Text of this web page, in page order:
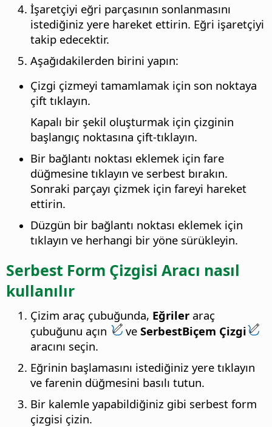
İşaretçiyi eğri parçasının sonlanmasını
istediğiniz yere hareket ettirin. Eğri işaretçiyi
takip edecektir.
Aşağıdakilerden birini yapın:
Çizgi çizmeyi tamamlamak için son noktaya
çift tıklayın.
Kapalı bir şekil oluşturmak için çizginin
başlangıç noktasına çift-tıklayın.
Bir bağlantı noktası eklemek için fare
düğmesine tıklayın ve serbest bırakın.
Sonraki parçayı çizmek için fareyi hareket
ettirin.
Düzgün bir bağlantı noktası eklemek için
tıklayın ve herhangi bir yöne sürükleyin.
Serbest Form Çizgisi Aracı nasıl
kullanılır
Çizim araç çubuğunda, Eğriler araç
çubuğunu açın
ve SerbestBiçem Çizgi
aracını seçin.
Eğrinin başlamasını istediğiniz yere tıklayın
ve farenin düğmesini basılı tutun.
Bir kalemle yapabildiğiniz gibi serbest form
çizgisi çizin.